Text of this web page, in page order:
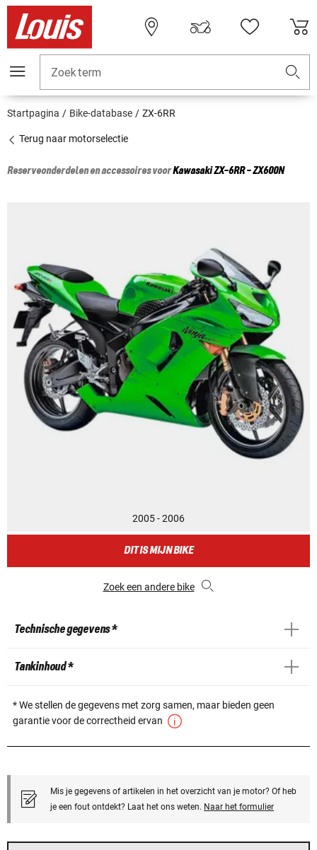
Zoekterm
Startpagina Bike-database ZX-6RR
Terug naar motorselectie
Reserveonderdelen en accessoires voorKawasakiZX-6RR - ZX600N
2005 - 2006
DIT IS MIJN BIKE
Zoek een andere bike
Technische gegevens *
Tankinhoud *
* We stellen de gegevens met zorg samen, maar bieden geen
garantie voor de correctheid ervan
Mis je gegevens of artikelen in het overzicht van je motor? Of heb
je een fout ontdekt? Laat het ons weten. Naar het formulier